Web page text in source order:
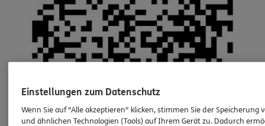
Einstellungen zum Datenschutz
Wenn Sie auf "Alle akzeptieren" klicken, stimmen Sie der Speicherung
und ähnlichen Technologien (Tools) auf Ihrem Gerät zu. Dadurch